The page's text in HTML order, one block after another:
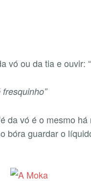
vó ou da tia e ouvir: “
da vó é o mesmo
bóra guardar o